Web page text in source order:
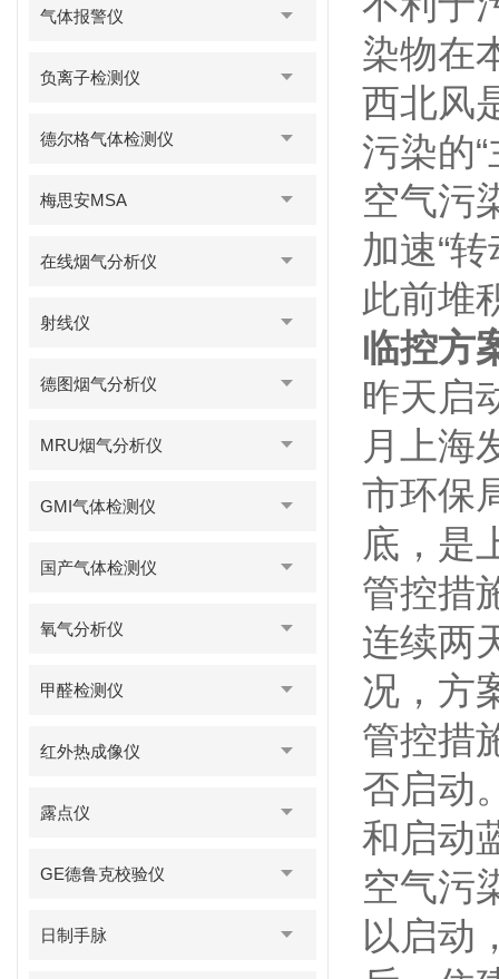
气体报警仪
负离子检测仪
德尔格气体检测仪
梅思安MSA
在线烟气分析仪
射线仪
德图烟气分析仪
MRU烟气分析仪
GMI气体检测仪
国产气体检测仪
氧气分析仪
甲醛检测仪
红外热成像仪
露点仪
GE德鲁克校验仪
日制手脉
染物在
西北风
污染的
空气污
加速“
此前堆
临控方
昨天启
月上海
市环保
底，是
管控措
连续两
况，方
管控措
否启动
和启动
空气污
以启动